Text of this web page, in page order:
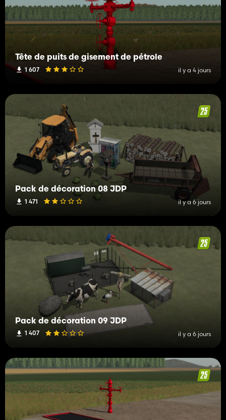
Tête de puits de gisement de pétrole
1 607 il y a 4 jours
Pack de décoration 08 JDP
1 471 il y a 6 jours
Pack de décoration 09 JDP
1 407 il y a 6 jours